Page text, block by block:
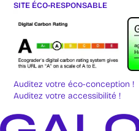
SITE ÉCO-RESPONSABLE
Auditez votre éco-conception !
Auditez votre accessibilité !